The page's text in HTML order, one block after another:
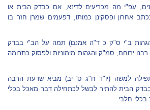
עפ"י מה מכריעים לדינא, אם כבדק הבית או
אחרון ופסקינן כמותו, דפעמים שמרן חזר בו
ב"י ס"ק כ ד"ה אמנם) תמה על הב"י בבדק
ירוחם, סמ"ק והגהות מימוניות ולפסוק כתרומה
למשה (יו"ד ח"ג ס' יב) מביא שדעת הרבה
הבית להתיר לבשל לכתחילה דבר מאכל בכלי
בכלי חלבי.